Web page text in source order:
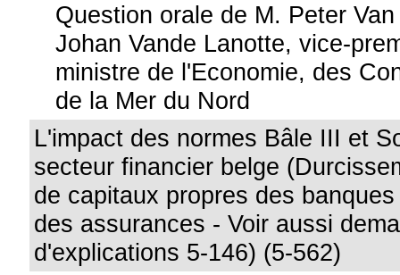
Question orale de M. Peter
Johan Vande Lanotte, vice-
ministre de l'Economie, des
de la Mer du Nord
L'impact des normes Bâle III et
secteur financier belge
de capitaux propres des
des assurances - Voir aussi
d'explications 5-146) (5-562)